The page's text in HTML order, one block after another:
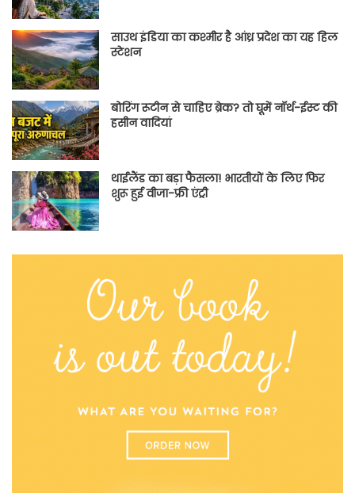
साउथ इंडिया का कश्मीर है आंध्र प्रदेश का यह हिल
स्टेशन
बोरिंग रूटीन से चाहिए ब्रेक? तो घूमें नॉर्थ-ईस्ट की
हसीन वादियां
थाईलैंड का बड़ा फैसला! भारतीयों के लिए फिर
शुरू हुई वीजा-फ्री एंट्री